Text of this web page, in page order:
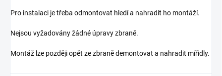
Pro instalaci je třeba odmontovat hledí a nahradit ho montáží.
Nejsou vyžadovány žádné úpravy zbraně.
Montáž lze později opět ze zbraně demontovat a nahradit mířidly.